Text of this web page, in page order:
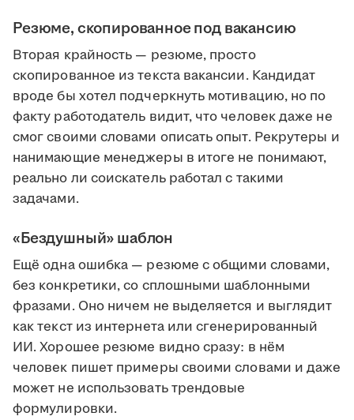
Резюме, скопированное под вакансию
Вторая крайность — резюме, просто
скопированное из текста вакансии. Кандидат
вроде бы хотел подчеркнуть мотивацию, но по
факту работодатель видит, что человек даже не
смог своими словами описать опыт. Рекрутеры и
нанимающие менеджеры в итоге не понимают,
реально ли соискатель работал с такими
задачами.
«Бездушный» шаблон
Ещё одна ошибка — резюме с общими словами,
без конкретики, со сплошными шаблонными
фразами. Оно ничем не выделяется и выглядит
как текст из интернета или сгенерированный
ИИ. Хорошее резюме видно сразу: в нём
человек пишет примеры своими словами и даже
может не использовать трендовые
формулировки.